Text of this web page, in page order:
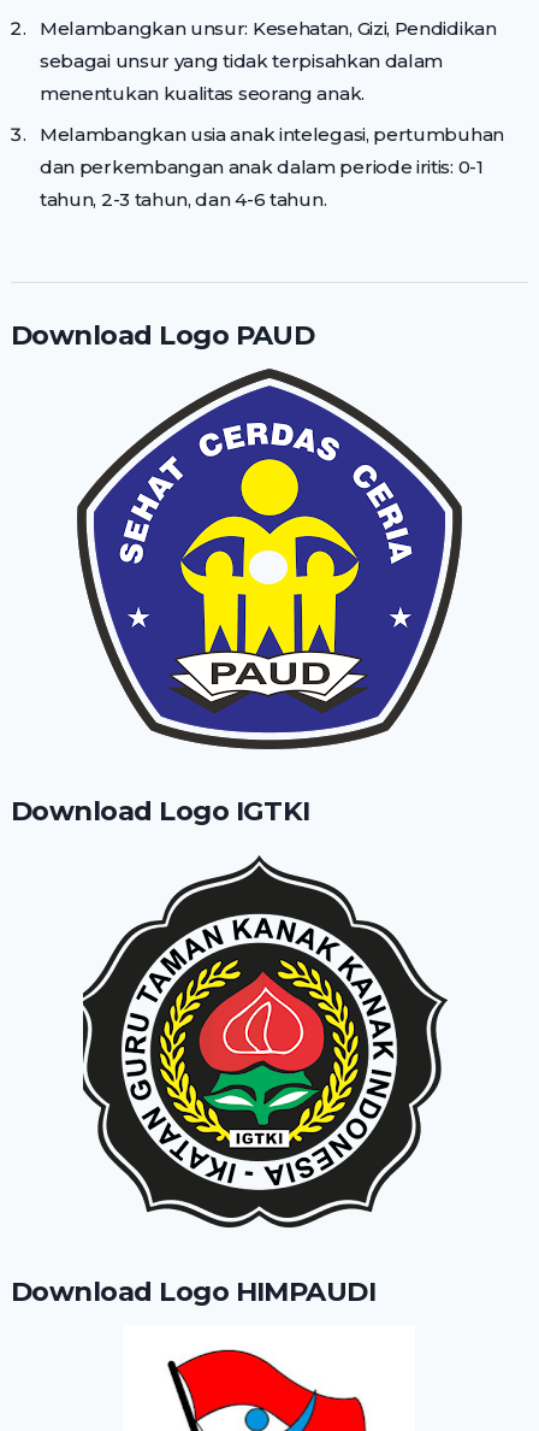
Melambangkan unsur: Kesehatan, Gizi, Pendidikan
sebagai unsur yang tidak terpisahkan dalam
menentukan kualitas seorang anak.
Melambangkan usia anak intelegasi, pertumbuhan
dan perkembangan anak dalam periode iritis: 0-1
tahun, 2-3 tahun, dan 4-6 tahun.
Download Logo PAUD
Download Logo IGTKI
Download Logo HIMPAUDI